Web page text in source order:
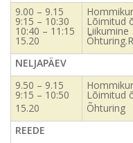
9.00 – 9.15
9:15 – 10:30
10:40 – 11:15
15.20
Lõimitud
Liikumine
NELJAPÄEV
9.50 – 9.15
9:15 – 10:50
15.20
Lõimitud
Õhturing
REEDE